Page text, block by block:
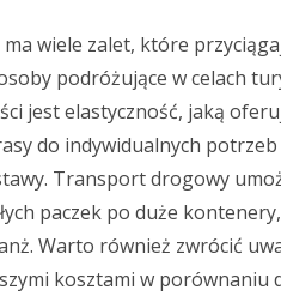
wiele zalet, które
podróżujące w celach
jest elastyczność, jaką
do indywidualnych
Transport drogowy
paczek po duże
Warto również zwrócić
kosztami w porównaniu